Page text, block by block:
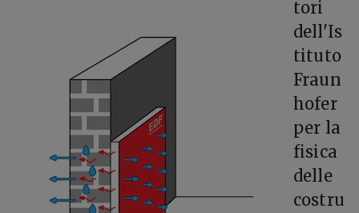
tori
dell'Is
tituto
Fraun
hofer
per la
fisica
delle
costru